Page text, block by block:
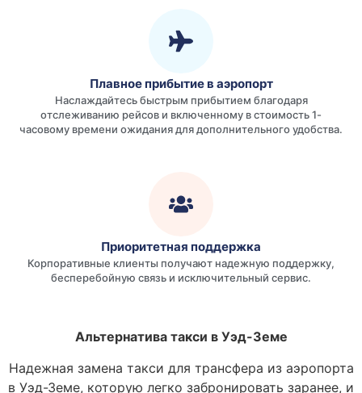
Плавное прибытие в аэропорт
Наслаждайтесь быстрым прибытием благодаря
отслеживанию рейсов и включенному в стоимость 1-
часовому времени ожидания для дополнительного удобства.
Приоритетная поддержка
Корпоративные клиенты получают надежную поддержку,
бесперебойную связь и исключительный сервис.
Альтернатива такси в Уэд-Земе
Надежная замена такси для трансфера из аэропорта
в Уэд-Земе, которую легко забронировать заранее, и